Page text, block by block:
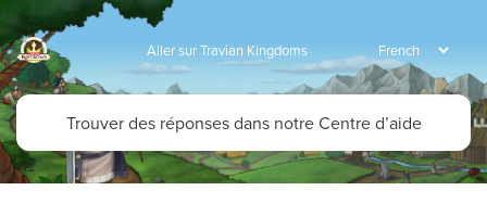
Aller sur Travian Kingdoms